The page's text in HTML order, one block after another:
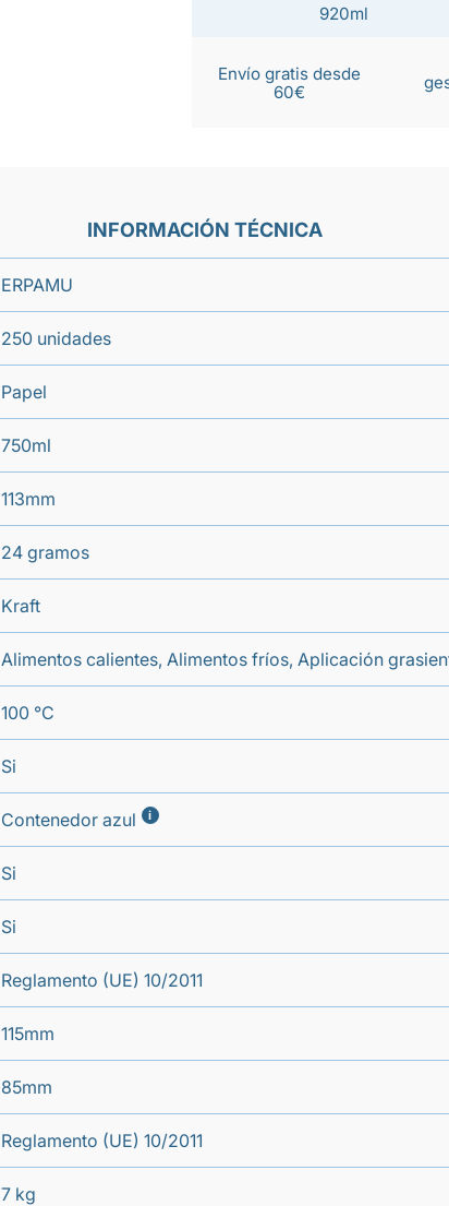
920ml
Envío gratis desde
60€
INFORMACIÓN TÉCNICA
ERPAMU
250 unidades
Papel
750ml
113mm
24 gramos
Kraft
Alimentos calientes, Alimentos fríos, Aplicación
100 °C
Si
Contenedor azul i
Si
Si
Reglamento (UE) 10/2011
115mm
85mm
Reglamento (UE) 10/2011
7 kg